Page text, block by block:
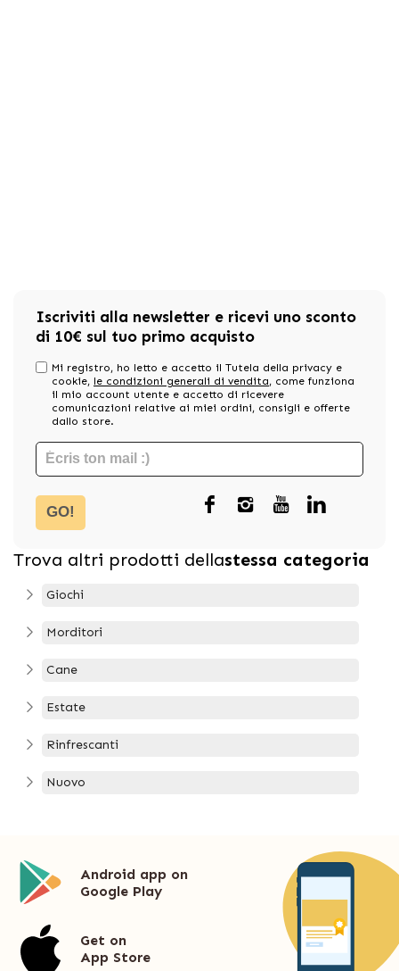
Iscriviti alla newsletter e ricevi uno sconto
di 10€ sul tuo primo acquisto
Mi registro, ho letto e accetto il Tutela della privacy e
cookie, le condizioni generali di vendita, come funziona
il mio account utente e accetto di ricevere
comunicazioni relative ai miei ordini, consigli e offerte
dallo store.
GO!
Trova altri prodotti dellastessa categoria
Giochi
Morditori
Cane
Estate
Rinfrescanti
Nuovo
Android app on
Google Play
Get on
App Store